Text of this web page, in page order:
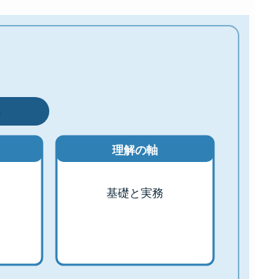
理解の軸
基礎と実務